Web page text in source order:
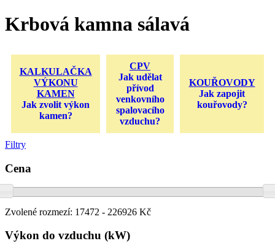
Krbová kamna sálavá
KALKULAČKA
VÝKONU
KAMEN
Jak zvolit výkon
kamen?
CPV
Jak udělat
přívod
venkovního
spalovacího
vzduchu?
KOUŘOVODY
Jak zapojit
kouřovody?
Filtry
Cena
Zvolené rozmezí: 17472 - 226926 Kč
Výkon do vzduchu (kW)